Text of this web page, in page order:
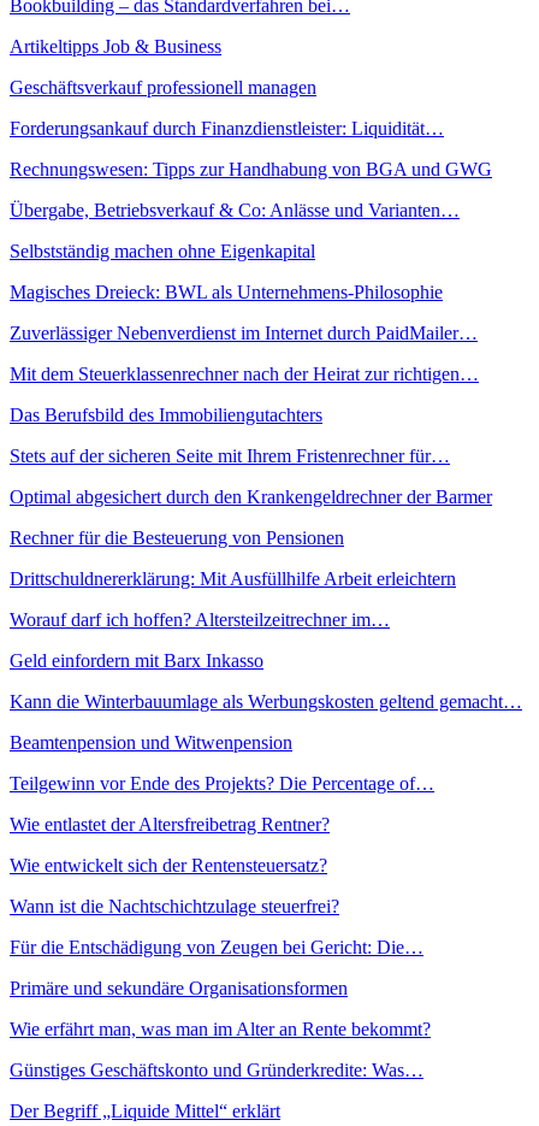
Bookbuilding – das Standardverfahren bei…
Artikeltipps Job & Business
Geschäftsverkauf professionell managen
Forderungsankauf durch Finanzdienstleister: Liquidität…
Rechnungswesen: Tipps zur Handhabung von BGA und GWG
Übergabe, Betriebsverkauf & Co: Anlässe und Varianten…
Selbstständig machen ohne Eigenkapital
Magisches Dreieck: BWL als Unternehmens-Philosophie
Zuverlässiger Nebenverdienst im Internet durch PaidMailer…
Mit dem Steuerklassenrechner nach der Heirat zur richtigen…
Das Berufsbild des Immobiliengutachters
Stets auf der sicheren Seite mit Ihrem Fristenrechner für…
Optimal abgesichert durch den Krankengeldrechner der Barmer
Rechner für die Besteuerung von Pensionen
Drittschuldnererklärung: Mit Ausfüllhilfe Arbeit erleichtern
Worauf darf ich hoffen? Altersteilzeitrechner im…
Geld einfordern mit Barx Inkasso
Kann die Winterbauumlage als Werbungskosten geltend gemacht…
Beamtenpension und Witwenpension
Teilgewinn vor Ende des Projekts? Die Percentage of…
Wie entlastet der Altersfreibetrag Rentner?
Wie entwickelt sich der Rentensteuersatz?
Wann ist die Nachtschichtzulage steuerfrei?
Für die Entschädigung von Zeugen bei Gericht: Die…
Primäre und sekundäre Organisationsformen
Wie erfährt man, was man im Alter an Rente bekommt?
Günstiges Geschäftskonto und Gründerkredite: Was…
Der Begriff „Liquide Mittel“ erklärt